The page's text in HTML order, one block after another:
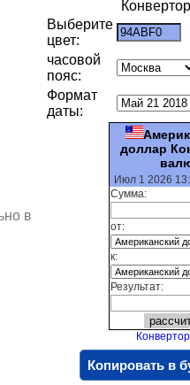
в
Выберите
цвет:
часовой
пояс:
Формат
даты:
доллар
Июл 1 2026
Сумма:
от:
к:
Результат:
Копировать в